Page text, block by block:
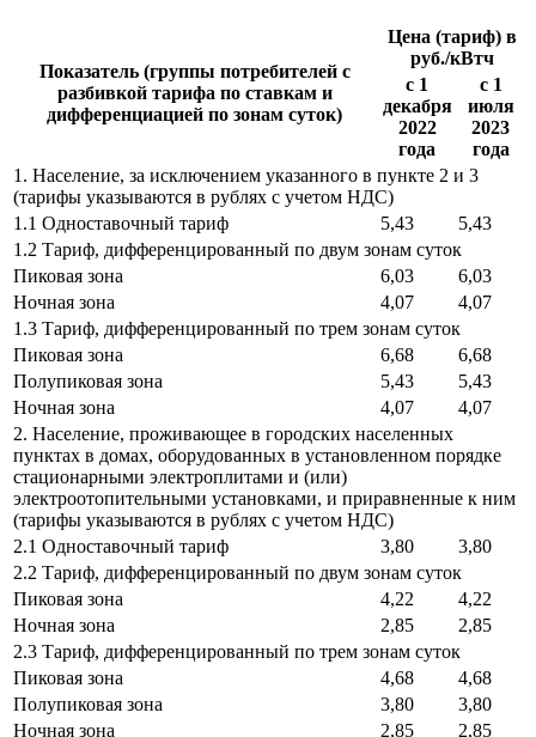
Показатель (группы потребителей с
разбивкой тарифа по ставкам и
дифференциацией по зонам суток)
Цена (тариф) в
руб./кВтч
с 1
декабря
2022
года
с 1
июля
2023
года
1. Население, за исключением указанного в пункте 2 и 3
(тарифы указываются в рублях с учетом НДС)
1.1 Одноставочный тариф
5,43
5,43
1.2 Тариф, дифференцированный по двум зонам суток
Пиковая зона
6,03
6,03
Ночная зона
4,07
4,07
1.3 Тариф, дифференцированный по трем зонам суток
Пиковая зона
6,68
6,68
Полупиковая зона
5,43
5,43
Ночная зона
4,07
4,07
2. Население, проживающее в городских населенных
пунктах в домах, оборудованных в установленном порядке
стационарными электроплитами и (или)
электроотопительными установками, и приравненные к ним
(тарифы указываются в рублях с учетом НДС)
2.1 Одноставочный тариф
3,80
3,80
2.2 Тариф, дифференцированный по двум зонам суток
Пиковая зона
4,22
4,22
Ночная зона
2,85
2,85
2.3 Тариф, дифференцированный по трем зонам суток
Пиковая зона
4,68
4,68
Полупиковая зона
3,80
3,80
Ночная зона
2,85 2,85